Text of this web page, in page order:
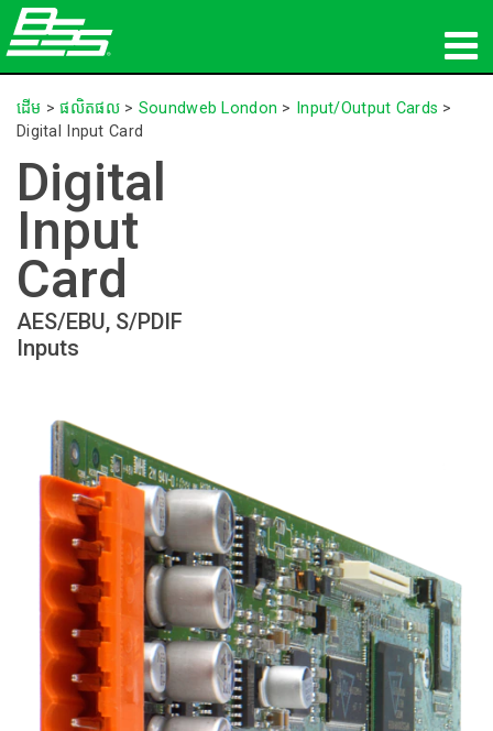
ផលិតផល
កន្លែងទិញ
ព័ត៌មាន
បណ្ដុះបណ្ដាល
ការគាំទ្រ
ប្រវត្តិរបស់យើង
ភាសា/តំបន់
ដើម >ផលិតផល> Soundweb London > Input/Output Cards >
Digital Input Card
Digital
Input
Card
AES/EBU, S/PDIF
Inputs